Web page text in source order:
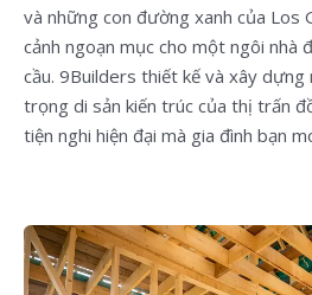
và những con đường xanh của Los
cảnh ngoạn mục cho một ngôi nhà
cầu. 9Builders thiết kế và xây dựng
trọng di sản kiến trúc của thị trấn
tiện nghi hiện đại mà gia đình bạn